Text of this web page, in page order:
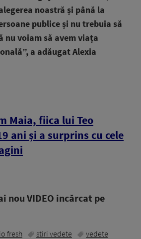
noastră și până la
publice și nu trebuia să
nu voiam să avem viața
a adăugat Alexia
Maia, fiica lui Teo
ani și a surprins cu cele
nou VIDEO incărcat pe
fresh stiri vedete vedete